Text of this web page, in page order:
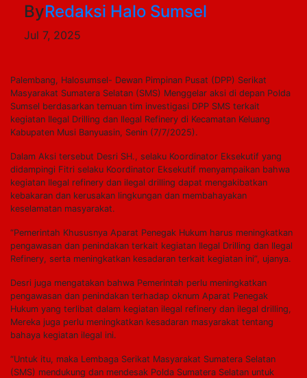
ByRedaksi Halo Sumsel
Jul 7, 2025
Palembang, Halosumsel- Dewan Pimpinan Pusat (DPP) Serikat
Masyarakat Sumatera Selatan (SMS) Menggelar aksi di depan Polda
Sumsel berdasarkan temuan tim investigasi DPP SMS terkait
kegiatan Ilegal Drilling dan Ilegal Refinery di Kecamatan Keluang
Kabupaten Musi Banyuasin, Senin (7/7/2025).
Dalam Aksi tersebut Desri SH., selaku Koordinator Eksekutif yang
didampingi Fitri selaku Koordinator Eksekutif menyampaikan bahwa
kegiatan Ilegal refinery dan ilegal drilling dapat mengakibatkan
kebakaran dan kerusakan lingkungan dan membahayakan
keselamatan masyarakat.
“Pemerintah Khususnya Aparat Penegak Hukum harus meningkatkan
pengawasan dan penindakan terkait kegiatan Ilegal Drilling dan Ilegal
Refinery, serta meningkatkan kesadaran terkait kegiatan ini”, ujanya.
Desri juga mengatakan bahwa Pemerintah perlu meningkatkan
pengawasan dan penindakan terhadap oknum Aparat Penegak
Hukum yang terlibat dalam kegiatan ilegal refinery dan ilegal drilling,
Mereka juga perlu meningkatkan kesadaran masyarakat tentang
bahaya kegiatan ilegal ini.
“Untuk itu, maka Lembaga Serikat Masyarakat Sumatera Selatan
(SMS) mendukung dan mendesak Polda Sumatera Selatan untuk